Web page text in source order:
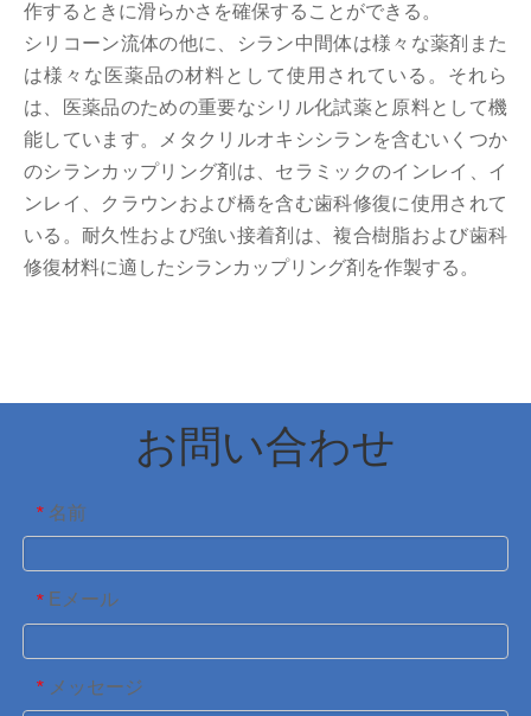
作するときに滑らかさを確保することができる。
シリコーン流体の他に、シラン中間体は様々な薬剤また
は様々な医薬品の材料として使用されている。それら
は、医薬品のための重要なシリル化試薬と原料として機
能しています。メタクリルオキシシランを含むいくつか
のシランカップリング剤は、セラミックのインレイ、イ
ンレイ、クラウンおよび橋を含む歯科修復に使用されて
いる。耐久性および強い接着剤は、複合樹脂および歯科
修復材料に適したシランカップリング剤を作製する。
お問い合わせ
* 名前
* Eメール
* メッセージ